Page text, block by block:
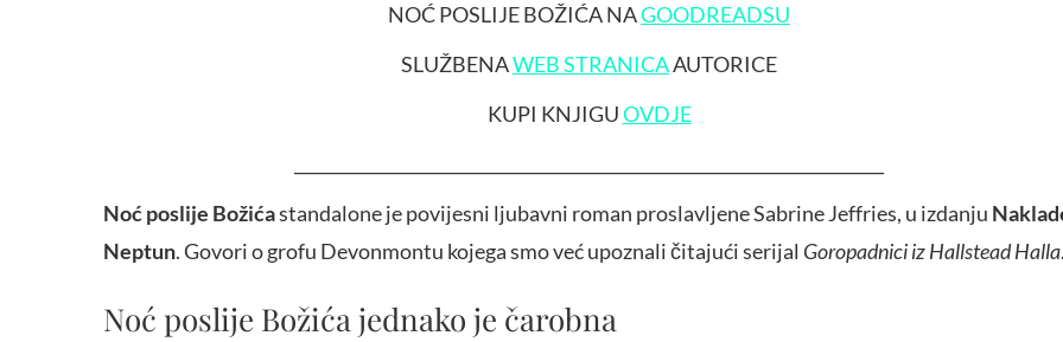
NOĆ POSLIJE BOŽIĆA NAGOODREADSU
SLUŽBENAWEB STRANICAAUTORICE
KUPI KNJIGUOVDJE
Noć poslije Božićastandalone je povijesni ljubavni roman proslavljene Sabrine Jeffries, u izdanju
Neptun. Govori o grofu Devonmontu kojega smo već upoznali čitajući serijal Goropadnici iz Hallstead Halla
Noć poslije Božića jednako je čarobna